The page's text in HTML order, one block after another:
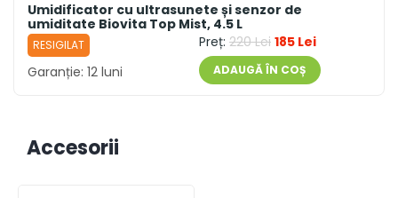
Umidificator cu ultrasunete și senzor de
umiditate Biovita Top Mist, 4.5 L
RESIGILAT
Garanție: 12 luni
Preț: 220 Lei 185 Lei
ADAUGĂ ÎN COȘ
Accesorii